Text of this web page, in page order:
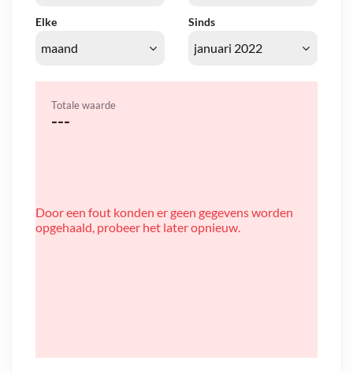
Elke Sinds
Totale waarde
---
Door een fout konden er geen gegevens worden
opgehaald, probeer het later opnieuw.